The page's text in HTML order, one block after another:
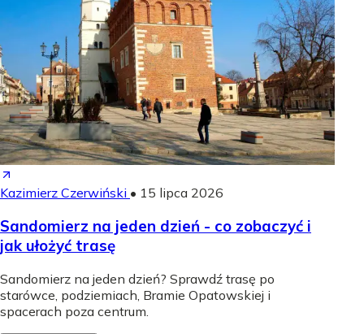
Kazimierz Czerwiński • 15 lipca 2026
Sandomierz na jeden dzień - co zobaczyć i
jak ułożyć trasę
Sandomierz na jeden dzień? Sprawdź trasę po
starówce, podziemiach, Bramie Opatowskiej i
spacerach poza centrum.